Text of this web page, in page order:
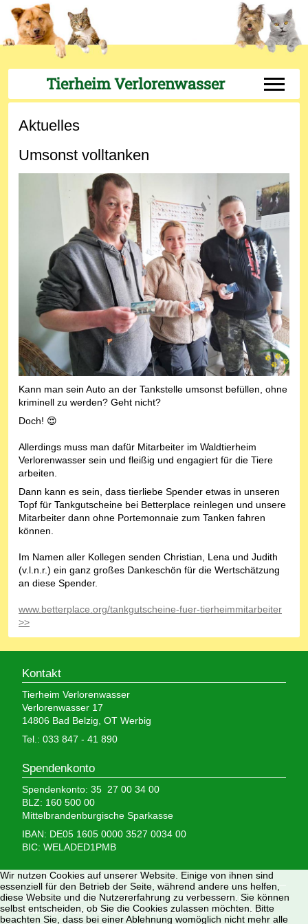
Tierheim Verlorenwasser Off-
Aktuelles
Umsonst volltanken
Kann man sein Auto an der Tankstelle umsonst befüllen, ohne
kriminell zu werden? Geht nicht?
Doch! 😍
Allerdings muss man dafür Mitarbeiter im Waldtierheim
Verlorenwasser sein und fleißig und engagiert für die Tiere
arbeiten.
Dann kann es sein, dass tierliebe Spender etwas in unseren
Topf für Tankgutscheine bei Betterplace reinlegen und unsere
Mitarbeiter dann ohne Portemonnaie zum Tanken fahren
können.
Im Namen aller Kollegen senden Christian, Lena und Judith
(v.l.n.r.) ein ganz großes Dankeschön für die Wertschätzung
an diese Spender.
www.betterplace.org/tankgutscheine-fuer-tierheimmitarbeiter
>>
Kontakt
Tierheim Verlorenwasser
Verlorenwasser 17
14806 Bad Belzig, OT Werbig
Tel.: 033 847 - 41 890
Spendenkonto
Spendenkonto: 35 27 00 34 00
BLZ: 160 500 00
Mittelbrandenburgische Sparkasse
IBAN: DE05 1605 0000 3527 0034 00
BIC: WELADED1PMB
Wir brauchen Ihre Hilfe,
denn wir erhalten keinerlei staatliche Hilfe, sondern
finanzieren das Tierheim aus Spenden und Erbschaften.
Wir nutzen Cookies auf unserer Website. Einige von ihnen sind
essenziell für den Betrieb der Seite, während andere uns helfen,
diese Website und die Nutzererfahrung zu verbessern. Sie können
selbst entscheiden, ob Sie die Cookies zulassen möchten. Bitte
beachten Sie, dass bei einer Ablehnung womöglich nicht mehr alle